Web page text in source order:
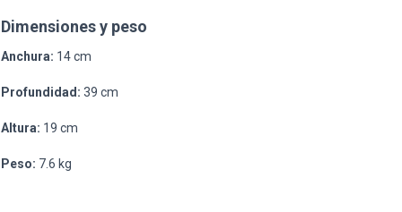
Dimensiones y peso
Anchura: 14 cm
Profundidad: 39 cm
Altura: 19 cm
Peso: 7.6 kg